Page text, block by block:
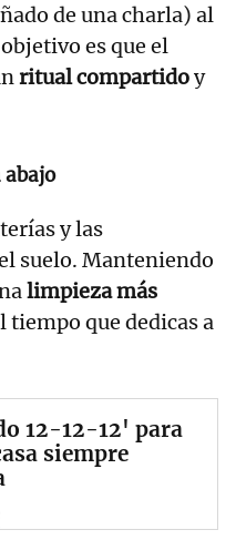
de una charla) al
es que el
ritual compartidoy
y las
suelo. Manteniendo
limpieza más
tiempo que dedicas a
12-12-12' para
siempre